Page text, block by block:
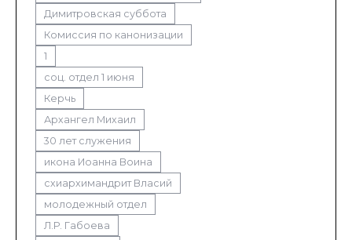
Димитровская суббота
Комиссия по канонизации
1
соц. отдел 1 июня
Керчь
Архангел Михаил
30 лет служения
икона Иоанна Воина
схиархимандрит Власий
молодежный отдел
Л.Р. Габоева